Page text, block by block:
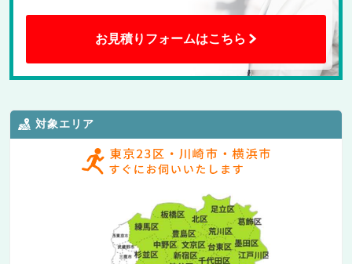
お見積りフォームはこちら
対象エリア